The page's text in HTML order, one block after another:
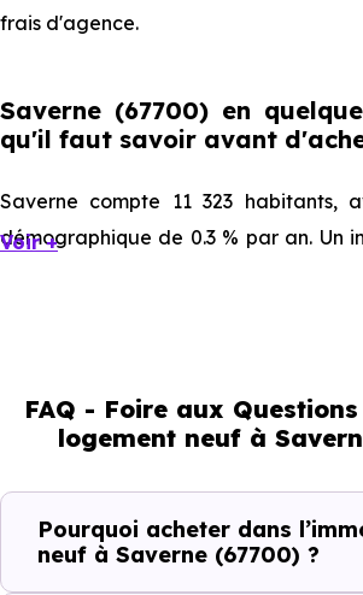
frais d'agence.
Saverne (67700) en
qu'il faut savoir avant
Saverne compte 11 323 habitants,
démographique de 0.3 % par an. Un
qui renseigne directement sur la
et les typologies de biens les plus
commerces, 115 professions
établissements scolaires. Des
Voir +
FAQ - Foire aux
logement neuf à
Pourquoi acheter dans
neuf à Saverne (67700) ?